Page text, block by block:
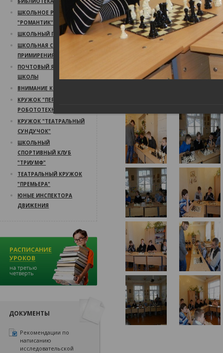
ШКОЛЬНОЕ РАДИО
"РОМАНТИК"
ШКОЛЬНЫЙ ПСИХОЛОГ
ШКОЛЬНАЯ СЛУЖБА
ПРИМИРЕНИЯ
ПОЧТОВЫЙ ЯЩИК
ШКОЛЫ
ВНИМАНИЕ КОНКУРС!
КРУЖОК "ПЕРВЫЙ ШАГ В
РОБОТОТЕХНИКУ"
КРУЖОК "ТЕАТРАЛЬНЫЙ
СУНДУЧОК"
ШКОЛЬНЫЙ
СПОРТИВНЫЙ КЛУБ
"ТРИУМФ"
ТЕАТРАЛЬНЫЙ КРУЖОК
"ПРЕМЬЕРА"
ЮНЫЕ ИНСПЕКТОРА
ДВИЖЕНИЯ
ДОКУМЕНТЫ
Рекомендации по
написанию
исследовательской